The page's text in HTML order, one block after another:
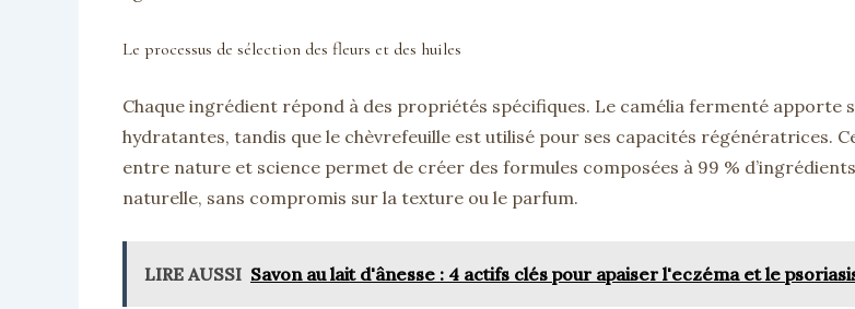
Le processus de sélection des fleurs et des huiles
Chaque ingrédient répond à des propriétés spécifiques. Le camélia fermenté apporte
hydratantes, tandis que le chèvrefeuille est utilisé pour ses capacités régénératrices.
entre nature et science permet de créer des formules composées à 99 %
naturelle, sans compromis sur la texture ou le parfum.
LIRE AUSSI Savon au lait d'ânesse : 4 actifs clés pour apaiser l'eczéma et le